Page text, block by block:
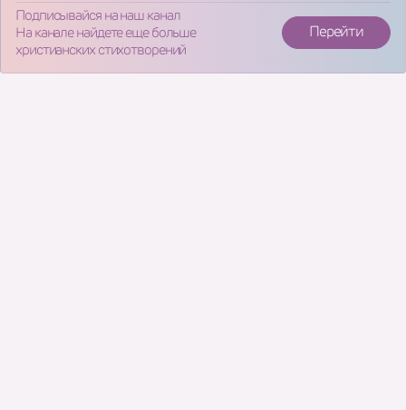
Подписывайся на наш канал
На канале найдете еще больше
христианских стихотворений
Перейти